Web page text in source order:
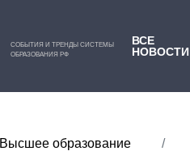
СОБЫТИЯ И ТРЕНДЫ СИСТЕМЫ
ОБРАЗОВАНИЯ РФ
ВСЕ
НОВОСТИ
Высшее образование